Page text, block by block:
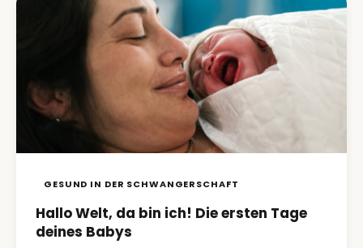
GESUND IN DER SCHWANGERSCHAFT
Hallo Welt, da bin ich! Die ersten Tage
deines Babys